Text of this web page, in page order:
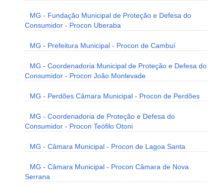
MG - Fundação Municipal de Proteção e Defesa do
Consumidor - Procon Uberaba
MG - Prefeitura Municipal - Procon de Cambuí
MG - Coordenadoria Municipal de Proteção e Defesa do
Consumidor - Procon João Monlevade
MG - Perdões Câmara Municipal - Procon de Perdões
MG - Coordenadoria de Proteção e Defesa do
Consumidor - Procon Teófilo Otoni
MG - Câmara Municipal - Procon de Lagoa Santa
MG - Câmara Municipal - Procon Câmara de Nova
Serrana